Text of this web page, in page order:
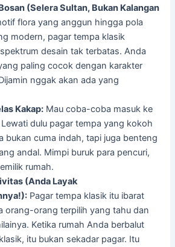
(Selera Sultan, Bukan Kalangan
flora yang anggun hingga pola
modern, pagar tempa klasik
desain tak terbatas. Anda
paling cocok dengan karakter
nggak akan ada yang
Kakap: Mau coba-coba masuk ke
dulu pagar tempa yang kokoh
bukan cuma indah, tapi juga benteng
andal. Mimpi buruk para pencuri,
rumah.
(Anda Layak
Pagar tempa klasik itu ibarat
orang-orang terpilih yang tahu dan
Ketika rumah Anda berbalut
itu bukan sekadar pagar. Itu